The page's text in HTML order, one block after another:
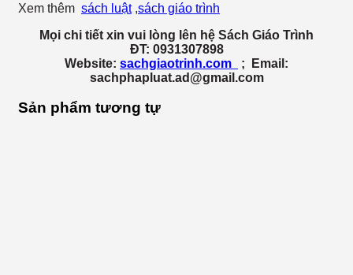
Xem thêm sách luật,sách giáo trình
Mọi chi tiết xin vui lòng lên hệ Sách Giáo Trình
ĐT: 0931307898
Website: sachgiaotrinh.com
; Email:
sachphapluat.ad@gmail.com
Sản phẩm tương tự